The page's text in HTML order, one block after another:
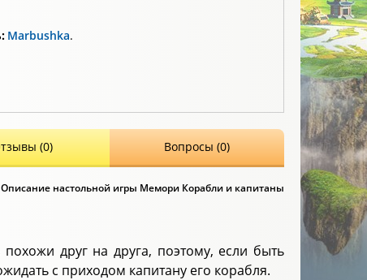
Marbushka.
(0) Вопросы (0)
Описание настольной игры Мемори Корабли и капитаны
друг на друга, поэтому, если быть
с приходом капитану его корабля.